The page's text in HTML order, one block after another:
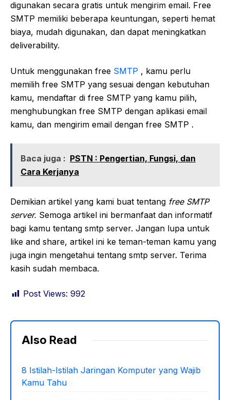
digunakan secara gratis untuk mengirim email. Free
SMTP memiliki beberapa keuntungan, seperti hemat
biaya, mudah digunakan, dan dapat meningkatkan
deliverability.
Untuk menggunakan free SMTP , kamu perlu
memilih free SMTP yang sesuai dengan kebutuhan
kamu, mendaftar di free SMTP yang kamu pilih,
menghubungkan free SMTP dengan aplikasi email
kamu, dan mengirim email dengan free SMTP .
Baca juga : PSTN : Pengertian, Fungsi, dan
Cara Kerjanya
Demikian artikel yang kami buat tentang free SMTP
server. Semoga artikel ini bermanfaat dan informatif
bagi kamu tentang smtp server. Jangan lupa untuk
like and share, artikel ini ke teman-teman kamu yang
juga ingin mengetahui tentang smtp server. Terima
kasih sudah membaca.
Post Views: 992
Also Read
8 Istilah-Istilah Jaringan Komputer yang Wajib
Kamu Tahu